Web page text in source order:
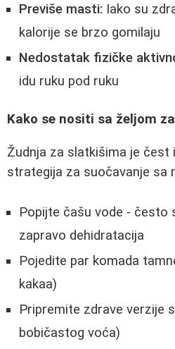
Previše masti: Iako su
kalorije se brzo gomilaju
Nedostatak fizičke
idu ruku pod ruku
Kako se nositi sa željom
Žudnja za slatkišima je čest
strategija za suočavanje sa
Popijte čašu vode - često
zapravo dehidratacija
Pojedite par komada
kakaa)
Pripremite zdrave verzije
bobičastog voća)